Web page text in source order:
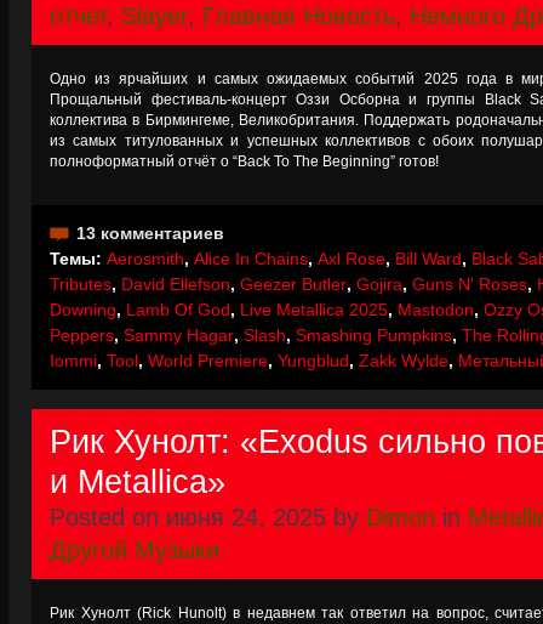
отчет, Slayer, Главная Новость, Немного
Одно из ярчайших и самых ожидаемых событий 2025 года в
Прощальный фестиваль-концерт Оззи Осборна и группы Black
коллектива в Бирмингеме, Великобритания. Поддержать
из самых титулованных и успешных коллективов с обоих
полноформатный отчёт о “Back To The Beginning” готов!
13 комментариев
Темы: Aerosmith, Alice In Chains, Axl Rose, Bill Ward, Black
Tributes, David Ellefson, Geezer Butler, Gojira, Guns N' Roses,
Downing, Lamb Of God, Live Metallica 2025, Mastodon, Ozzy
Peppers, Sammy Hagar, Slash, Smashing Pumpkins, The
Iommi, Tool, World Premiere, Yungblud, Zakk Wylde,
Рик Хунолт: «Exodus сильно
и Metallica»
Posted on июня 24, 2025 by Dimon in
Другой Музыки
Рик Хунолт (Rick Hunolt) в недавнем так ответил на вопрос,